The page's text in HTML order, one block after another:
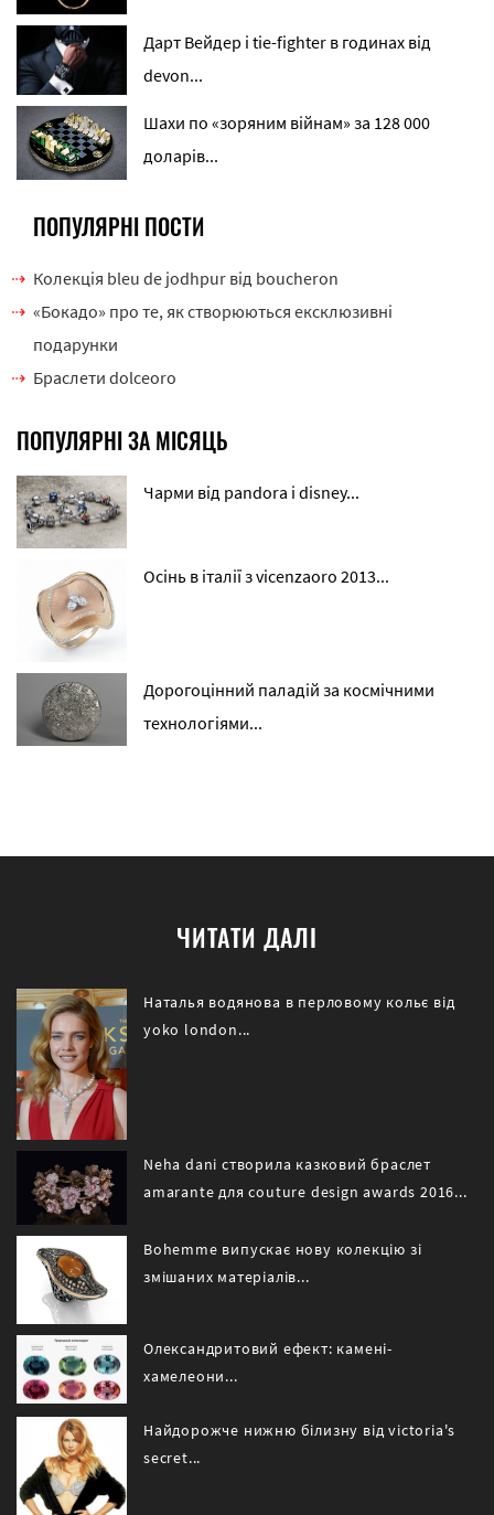
Дарт Вейдер і tie-fighter в годинах від
devon...
Шахи по «зоряним війнам» за 128 000
доларів...
ПОПУЛЯРНІ ПОСТИ
Колекція bleu de jodhpur від boucheron
«Бокадо» про те, як створюються ексклюзивні
подарунки
Браслети dolceoro
ПОПУЛЯРНІ ЗА МІСЯЦЬ
Чарми від pandora і disney...
Осінь в італії з vicenzaoro 2013...
Дорогоцінний паладій за космічними
технологіями...
ЧИТАТИ ДАЛІ
Наталья водянова в перловому кольє від
yoko london...
Neha dani створила казковий браслет
amarante для couture design awards 2016...
Bohemme випускає нову колекцію зі
змішаних матеріалів...
Олександритовий ефект: камені-
хамелеони...
Найдорожче нижню білизну від victoria's
secret...